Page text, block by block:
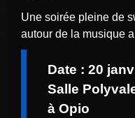
Une soirée pleine de swing et de bonne humeur
autour de la musique
Date : 20
Salle
à Opio